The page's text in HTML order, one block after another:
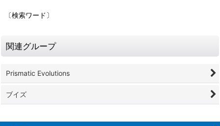
〔検索ワード〕
関連グループ
Prismatic Evolutions
ブイズ